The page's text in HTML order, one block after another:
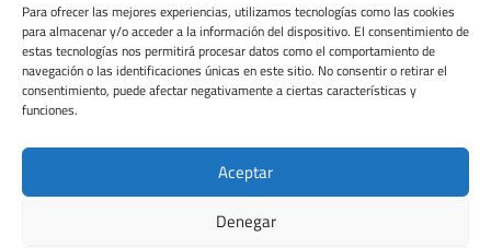
Para ofrecer las mejores experiencias, utilizamos tecnologías como las cookies
para almacenar y/o acceder a la información del dispositivo. El consentimiento de
estas tecnologías nos permitirá procesar datos como el comportamiento de
navegación o las identificaciones únicas en este sitio. No consentir o retirar el
consentimiento, puede afectar negativamente a ciertas características y
funciones.
Aceptar
Denegar